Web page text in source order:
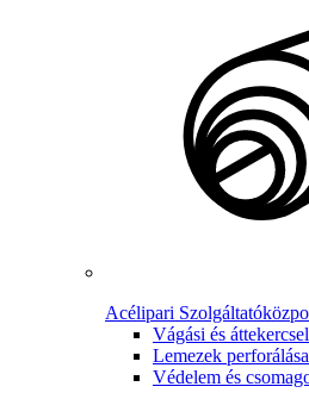
Acélipari
Vágási és
Lemezek perforálása
Védelem és